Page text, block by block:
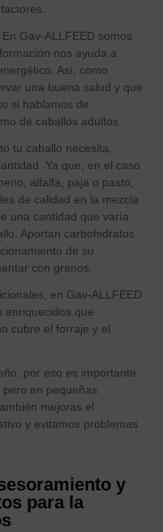
Gav-ALLFEED somos
nos ayuda a
Así, como
una buena salud y que
si hablamos de
de caballos adultos.
tu caballo necesita,
Ya que, en el caso
alfalfa, paja o pasto,
de calidad en la mezcla
una cantidad que varía
Aportan carbohidratos
de su
con granos.
en Gav-ALLFEED
enriquecidos que
cubre el forraje y el
por eso es importante
en pequeñas
mejoras el
y evitamos problemas
y
para la